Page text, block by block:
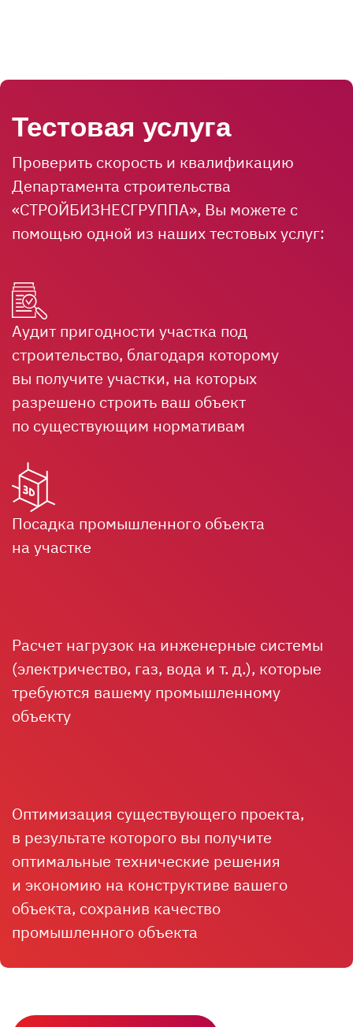
Тестовая услуга
Проверить скорость и квалификацию
Департамента строительства
«СТРОЙБИЗНЕСГРУППА», Вы можете с
помощью одной из наших тестовых услуг:
Аудит пригодности участка под
строительство, благодаря которому
вы получите участки, на которых
разрешено строить ваш объект
по существующим нормативам
Посадка промышленного объекта
на участке
Расчет нагрузок на инженерные системы
(электричество, газ, вода и т. д.), которые
требуются вашему промышленному
объекту
Оптимизация существующего проекта,
в результате которого вы получите
оптимальные технические решения
и экономию на конструктиве вашего
объекта, сохранив качество
промышленного объекта